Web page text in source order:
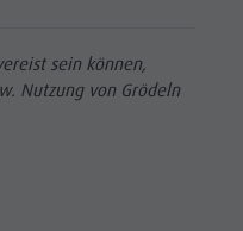
sein können,
Nutzung von Grödeln